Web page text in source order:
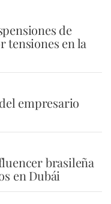
de
tensiones en la
empresario
brasileña
en Dubái